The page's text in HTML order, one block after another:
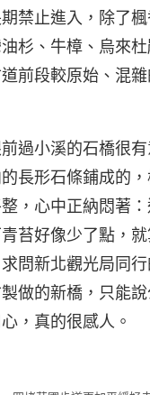
禁止進入，除了
杉、牛樟、烏來
前段較原始、混
過小溪的石橋很
長形石條鋪成的，
，心中正納悶著
苔好像少了點，
問新北觀光局同行
做的新橋，只能
，真的很感人。